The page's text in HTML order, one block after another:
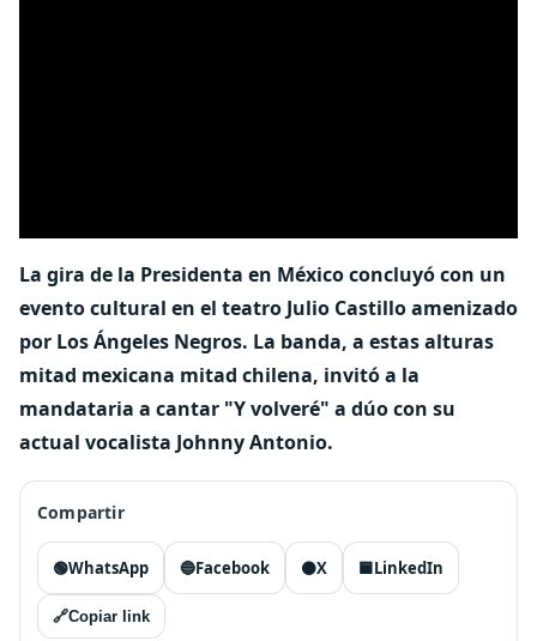
La gira de la Presidenta en México concluyó con un
evento cultural en el teatro Julio Castillo amenizado
por Los Ángeles Negros. La banda, a estas alturas
mitad mexicana mitad chilena, invitó a la
mandataria a cantar "Y volveré" a dúo con su
actual vocalista Johnny Antonio.
Compartir
🟢WhatsApp 🔵Facebook ⚫X 🟦LinkedIn
🔗Copiar link